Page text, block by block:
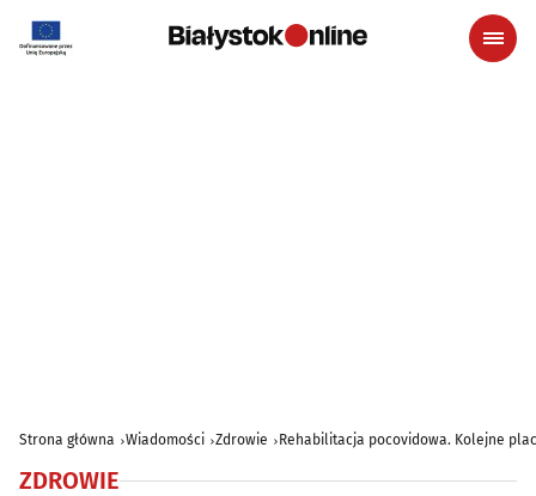
Strona główna Wiadomości Zdrowie Rehabilitacja pocovidowa. Kolejne
ZDROWIE